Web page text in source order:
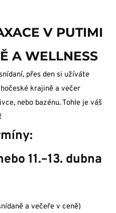
V PUTIMI
A WELLNESS
přes den si užíváte
krajině a večer
nebo bazénu. Tohle je váš
11.–13. dubna
a večeře v ceně)